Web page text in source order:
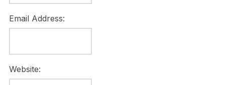
Email Address:
Website: